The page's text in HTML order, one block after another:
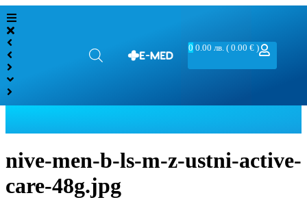
0 0.00лв. ( 0.00 € )
nive-men-b-ls-m-z-ustni-active-
care-48g.jpg